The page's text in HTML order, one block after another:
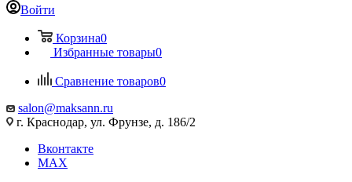
Войти
Корзина0
Избранные товары0
Сравнение товаров0
salon@maksann.ru
г. Краснодар, ул. Фрунзе, д. 186/2
Вконтакте
MAX